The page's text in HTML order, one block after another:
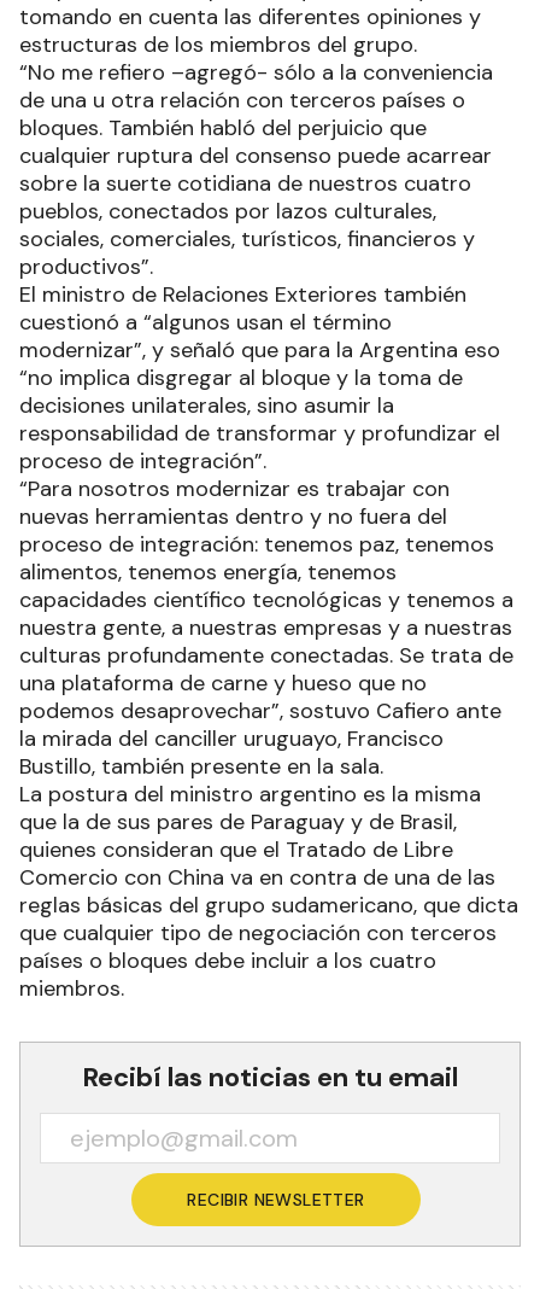
tomando en cuenta las diferentes opiniones y
estructuras de los miembros del grupo.
“No me refiero –agregó- sólo a la conveniencia
de una u otra relación con terceros países o
bloques. También habló del perjuicio que
cualquier ruptura del consenso puede acarrear
sobre la suerte cotidiana de nuestros cuatro
pueblos, conectados por lazos culturales,
sociales, comerciales, turísticos, financieros y
productivos”.
El ministro de Relaciones Exteriores también
cuestionó a “algunos usan el término
modernizar”, y señaló que para la Argentina eso
“no implica disgregar al bloque y la toma de
decisiones unilaterales, sino asumir la
responsabilidad de transformar y profundizar el
proceso de integración”.
“Para nosotros modernizar es trabajar con
nuevas herramientas dentro y no fuera del
proceso de integración: tenemos paz, tenemos
alimentos, tenemos energía, tenemos
capacidades científico tecnológicas y tenemos a
nuestra gente, a nuestras empresas y a nuestras
culturas profundamente conectadas. Se trata de
una plataforma de carne y hueso que no
podemos desaprovechar”, sostuvo Cafiero ante
la mirada del canciller uruguayo, Francisco
Bustillo, también presente en la sala.
La postura del ministro argentino es la misma
que la de sus pares de Paraguay y de Brasil,
quienes consideran que el Tratado de Libre
Comercio con China va en contra de una de las
reglas básicas del grupo sudamericano, que dicta
que cualquier tipo de negociación con terceros
países o bloques debe incluir a los cuatro
miembros.
Recibí las noticias en tu email
RECIBIR NEWSLETTER